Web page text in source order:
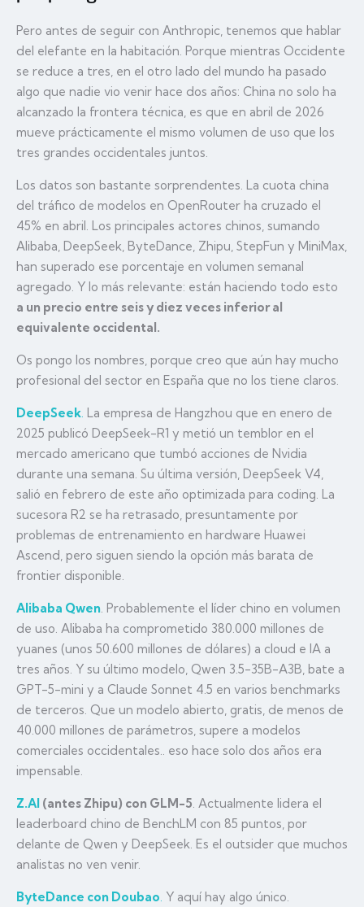
Pero antes de seguir con Anthropic, tenemos que hablar
del elefante en la habitación. Porque mientras Occidente
se reduce a tres, en el otro lado del mundo ha pasado
algo que nadie vio venir hace dos años: China no solo ha
alcanzado la frontera técnica, es que en abril de 2026
mueve prácticamente el mismo volumen de uso que los
tres grandes occidentales juntos.
Los datos son bastante sorprendentes. La cuota china
del tráfico de modelos en OpenRouter ha cruzado el
45% en abril. Los principales actores chinos, sumando
Alibaba, DeepSeek, ByteDance, Zhipu, StepFun y MiniMax,
han superado ese porcentaje en volumen semanal
agregado. Y lo más relevante: están haciendo todo esto
a un precio entre seis y diez veces inferior al
equivalente occidental.
Os pongo los nombres, porque creo que aún hay mucho
profesional del sector en España que no los tiene claros.
DeepSeek. La empresa de Hangzhou que en enero de
2025 publicó DeepSeek-R1 y metió un temblor en el
mercado americano que tumbó acciones de Nvidia
durante una semana. Su última versión, DeepSeek V4,
salió en febrero de este año optimizada para coding. La
sucesora R2 se ha retrasado, presuntamente por
problemas de entrenamiento en hardware Huawei
Ascend, pero siguen siendo la opción más barata de
frontier disponible.
Alibaba Qwen. Probablemente el líder chino en volumen
de uso. Alibaba ha comprometido 380.000 millones de
yuanes (unos 50.600 millones de dólares) a cloud e IA a
tres años. Y su último modelo, Qwen 3.5-35B-A3B, bate a
GPT-5-mini y a Claude Sonnet 4.5 en varios benchmarks
de terceros. Que un modelo abierto, gratis, de menos de
40.000 millones de parámetros, supere a modelos
comerciales occidentales.. eso hace solo dos años era
impensable.
Z.AI (antes Zhipu) con GLM-5. Actualmente lidera el
leaderboard chino de BenchLM con 85 puntos, por
delante de Qwen y DeepSeek. Es el outsider que muchos
analistas no ven venir.
ByteDance con Doubao. Y aquí hay algo único.